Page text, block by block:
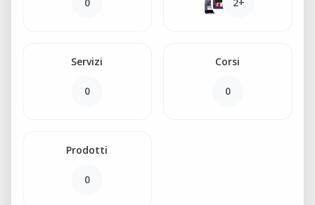
Servizi
0
Corsi
0
Prodotti
0